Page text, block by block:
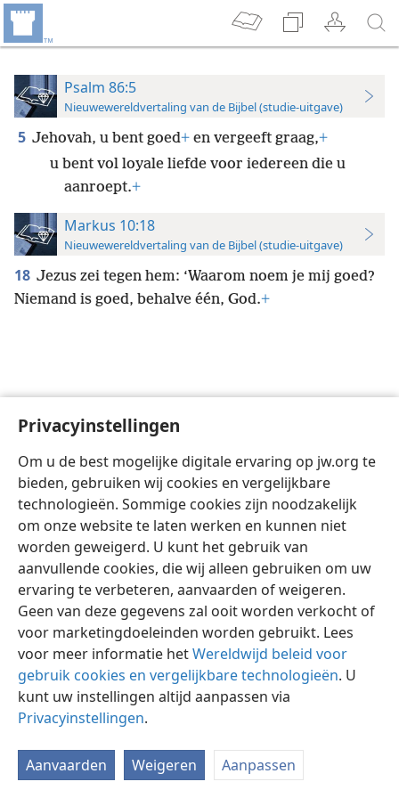
Privacyinstellingen
Om u de best mogelijke digitale ervaring op jw.org te
bieden, gebruiken wij cookies en vergelijkbare
technologieën. Sommige cookies zijn noodzakelijk
om onze website te laten werken en kunnen niet
worden geweigerd. U kunt het gebruik van
aanvullende cookies, die wij alleen gebruiken om uw
ervaring te verbeteren, aanvaarden of weigeren.
Geen van deze gegevens zal ooit worden verkocht of
voor marketingdoeleinden worden gebruikt. Lees
voor meer informatie hetWereldwijd beleid voor
gebruik cookies en vergelijkbare technologieën. U
kunt uw instellingen altijd aanpassen via
Privacyinstellingen.
Aanvaarden Weigeren Aanpassen
Psalm 86:5
Nieuwewereldvertaling van de Bijbel (studie-uitgave)
5 Jehovah, u bent goed+ en vergeeft graag,+
u bent vol loyale liefde voor iedereen die u
aanroept.+
Markus 10:18
Nieuwewereldvertaling van de Bijbel (studie-uitgave)
18 Jezus zei tegen hem: ‘Waarom noem je mij goed?
Niemand is goed, behalve één, God.+
Nederlands Instellingen
Copyright © 2026 Watch Tower Bible and Tract Society of Pennsylvania
Gebruiksvoorwaarden Privacybeleid
JW.ORG
Inloggen